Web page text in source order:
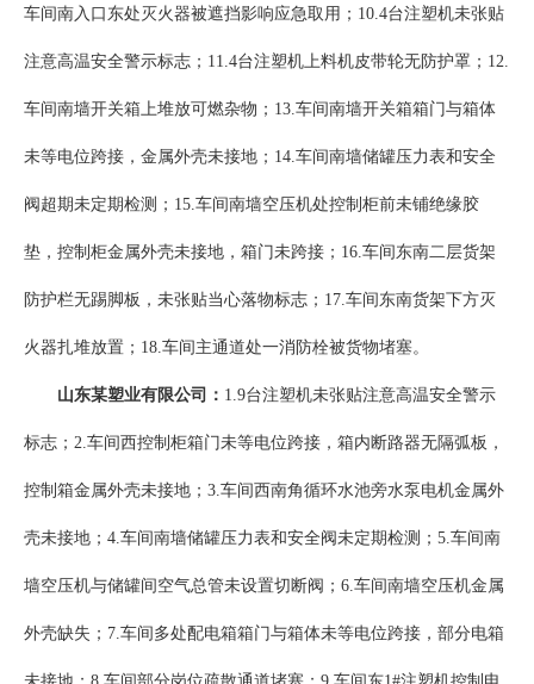
车间南入口东处灭火器被遮挡影响应急取用；10.4台注塑机未张贴
注意高温安全警示标志；11.4台注塑机上料机皮带轮无防护罩；12.
车间南墙开关箱上堆放可燃杂物；13.车间南墙开关箱箱门与箱体
未等电位跨接，金属外壳未接地；14.车间南墙储罐压力表和安全
阀超期未定期检测；15.车间南墙空压机处控制柜前未铺绝缘胶
垫，控制柜金属外壳未接地，箱门未跨接；16.车间东南二层货架
防护栏无踢脚板，未张贴当心落物标志；17.车间东南货架下方灭
火器扎堆放置；18.车间主通道处一消防栓被货物堵塞。
山东某塑业有限公司： 1.9台注塑机未张贴注意高温安全警示
标志；2.车间西控制柜箱门未等电位跨接，箱内断路器无隔弧板，
控制箱金属外壳未接地；3.车间西南角循环水池旁水泵电机金属外
壳未接地；4.车间南墙储罐压力表和安全阀未定期检测；5.车间南
墙空压机与储罐间空气总管未设置切断阀；6.车间南墙空压机金属
外壳缺失；7.车间多处配电箱箱门与箱体未等电位跨接，部分电箱